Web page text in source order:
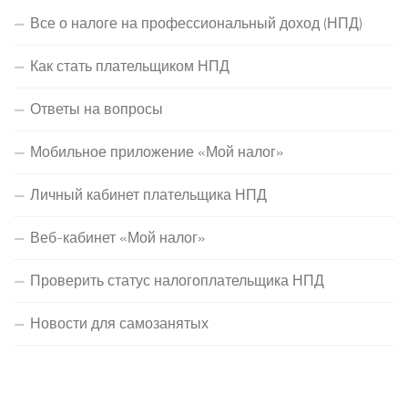
Все о налоге на профессиональный доход (НПД)
Как стать плательщиком НПД
Ответы на вопросы
Мобильное приложение «Мой налог»
Личный кабинет плательщика НПД
Веб-кабинет «Мой налог»
Проверить статус налогоплательщика НПД
Новости для самозанятых